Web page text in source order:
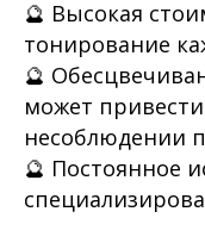
🔮 Высокая
тонирование
🔮
может
несоблюдении
🔮 Постоянное